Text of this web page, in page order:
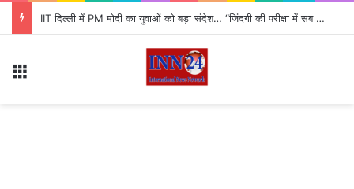
IIT दिल्ली में PM मोदी का युवाओं को बड़ा संदेश… “जिंदगी की परीक्षा में सब कुछ आउट ऑफ सिलेबस होता है”